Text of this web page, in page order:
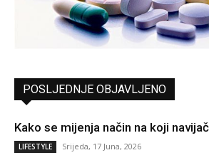
POSLJEDNJE OBJAVLJENO
Kako se mijenja način na koji
LIFESTYLE Srijeda, 17 Juna, 2026